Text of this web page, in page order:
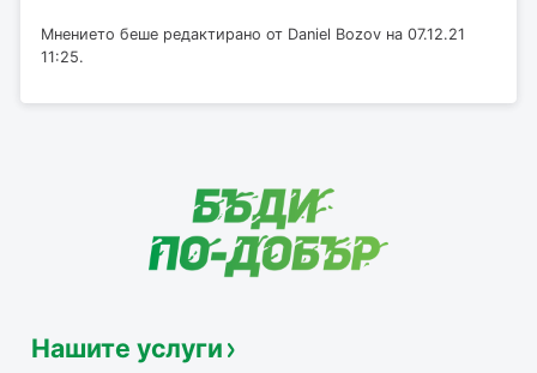
Мнението беше редактирано от Daniel Bozov на 07.12.21
11:25.
Нашите услуги